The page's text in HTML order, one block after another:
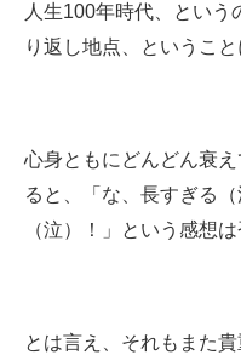
人生100年時代、とい
り返し地点、というこ
心身ともにどんどん衰
ると、「な、長すぎる
（泣）！」という感想は
とは言え、それもまた